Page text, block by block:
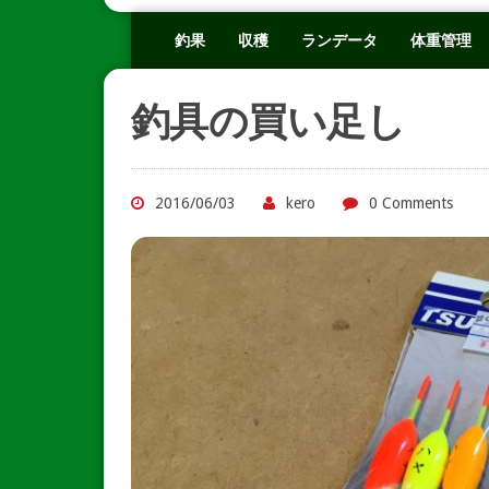
釣果 収穫 ランデータ 体重管理
釣具の買い足し
2016/06/03 kero 0 Comments